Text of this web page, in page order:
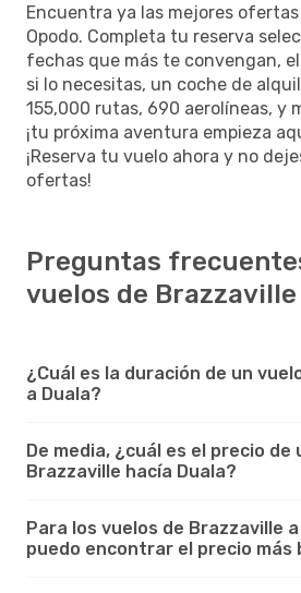
Encuentra ya las mejores
Opodo. Completa tu reserva
fechas que más te convengan,
si lo necesitas, un coche de
155,000 rutas, 690 aerolíneas, y
¡tu próxima aventura empieza
¡Reserva tu vuelo ahora y no
ofertas!
Preguntas
vuelos de Brazzaville
¿Cuál es la duración de un
a Duala?
De media, ¿cuál es el precio de
Brazzaville hacía Duala?
Para los vuelos de Brazzaville
puedo encontrar el precio más